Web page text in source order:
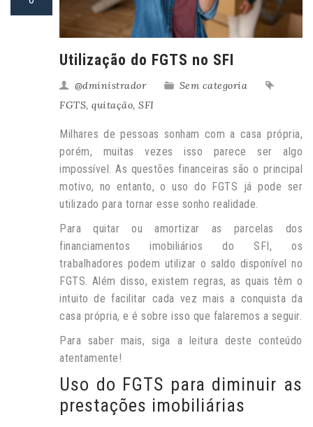
Utilização do FGTS no SFI
@dministrador
Sem categoria
FGTS, quitação, SFI
Milhares de pessoas sonham com a casa própria,
porém, muitas vezes isso parece ser algo
impossível. As questões financeiras são o principal
motivo, no entanto, o uso do FGTS já pode ser
utilizado para tornar esse sonho realidade.
Para quitar ou amortizar as parcelas dos
financiamentos imobiliários do SFI, os
trabalhadores podem utilizar o saldo disponível no
FGTS. Além disso, existem regras, as quais têm o
intuito de facilitar cada vez mais a conquista da
casa própria, e é sobre isso que falaremos a seguir.
Para saber mais, siga a leitura deste conteúdo
atentamente!
Uso do FGTS para diminuir as
prestações imobiliárias